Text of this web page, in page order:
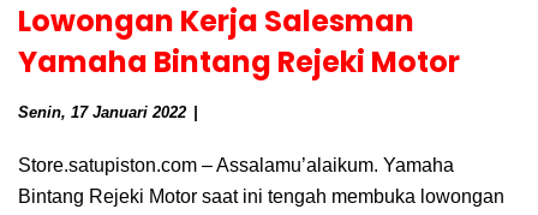
Lowongan Kerja Salesman
Yamaha Bintang Rejeki Motor
Senin, 17 Januari 2022
Store.satupiston.com – Assalamu’alaikum. Yamaha
Bintang Rejeki Motor saat ini tengah membuka lowongan